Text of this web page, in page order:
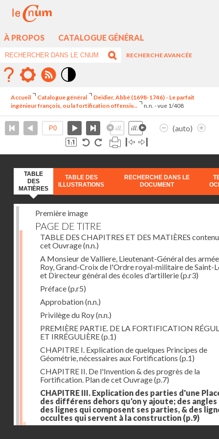
À PROPOS CATALOGUE GÉNÉRAL
RECHERCHE AVANCÉE
élévé
Accueil Catalogue général
Deidier, Abbé (1698-1746) - Le parfait
ingénieur françois, ou la fortification offensiv...
n.n. - vue 1/408
(auto)
TABLE
DES
MATIÈRES
TABLE DES
ILLUSTRATIONS
RECHERCHE DANS LE
DOCUMENT
Première image
PAGE DE TITRE
TABLE DES CHAPITRES ET DES MATIÈRES
cet Ouvrage(n.n.)
A Monsieur de Valliere, Lieutenant-Général des
Roy, Grand-Croix de l'Ordre royal-militaire de Saint-
et Directeur général des écoles d'artillerie(p.r3)
Préface(p.r5)
Approbation(n.n.)
Privilège du Roy(n.n.)
PREMIÈRE PARTIE. DE LA FORTIFICATION
ET IRRÉGULIÈRE(p.1)
CHAPITRE I. Explication de quelques Principes de
Géométrie, nécessaires aux Fortifications (p.1)
CHAPITRE II. De l'Invention & des progrès de la
Fortification. Plan de cet Ouvrage(p.7)
CHAPITRE III. Explication des parties d'une
des différens dehors qu'on y ajoute; des angles
des lignes qui composent ses parties, & des
occultes qui servent à la construction (p.9)
Des lignes & des angles qui composent les parties